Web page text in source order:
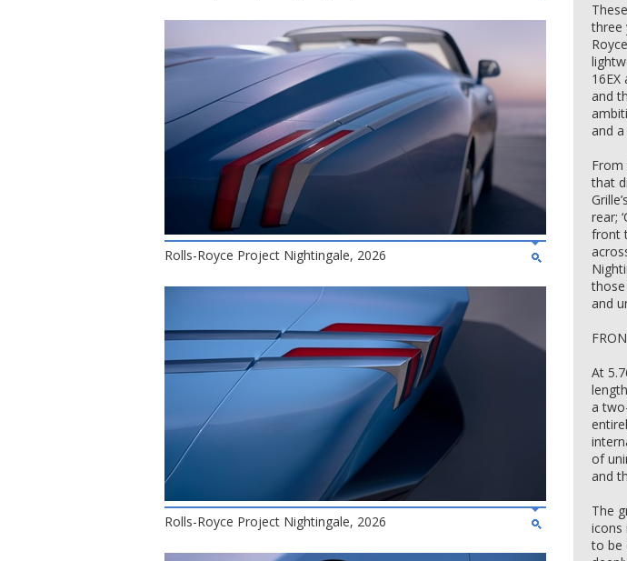
Rolls-Royce Project Nightingale, 2026
Rolls-Royce Project Nightingale, 2026
three
and
and
From
that
rear;
front
and
At
a
of
and
The
icons
to be